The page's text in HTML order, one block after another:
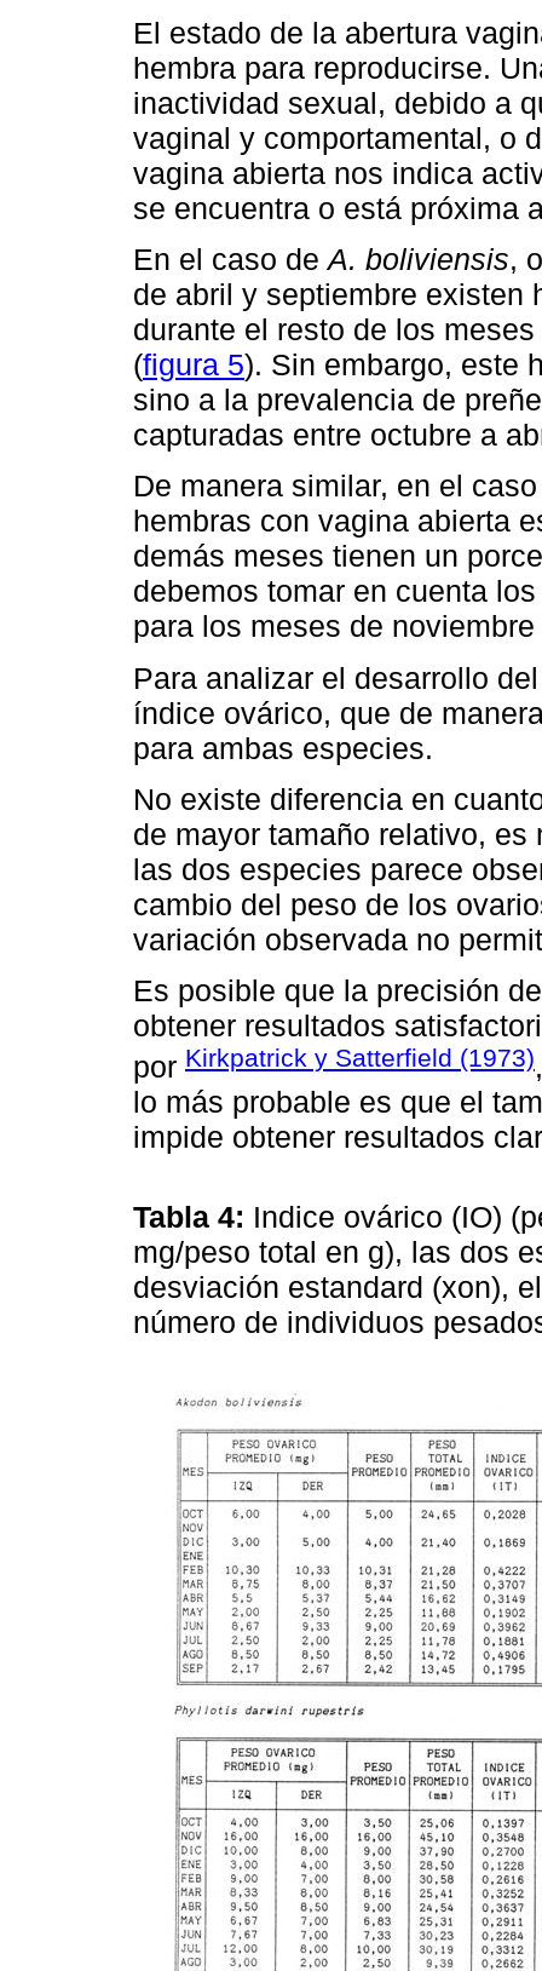
El estado de la abertura
hembra para reproducirse.
inactividad sexual, debido a
vaginal y comportamental, o
vagina abierta nos indica
se encuentra o está próxima
En el caso deA. boliviensis,
de abril y septiembre existen
durante el resto de los
(figura 5). Sin embargo, este
sino a la prevalencia de
capturadas entre octubre a
De manera similar, en el
hembras con vagina abierta
demás meses tienen un
debemos tomar en cuenta
para los meses de
Para analizar el desarrollo
índice ovárico, que de
para ambas especies.
No existe diferencia en
de mayor tamaño relativo,
las dos especies parece
cambio del peso de los
variación observada no
Es posible que la precisión
obtener resultados
por Kirkpatrick y Satterfield (1973)
lo más probable es que el
impide obtener resultados
Tabla 4: Indice ovárico (IO)
mg/peso total en g), las dos
desviación estandard (xon),
número de individuos